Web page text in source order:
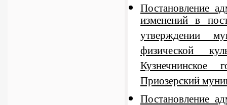
Постановление
изменений в
утверждении
физической
Кузнечнинское
Приозерский
Постановление